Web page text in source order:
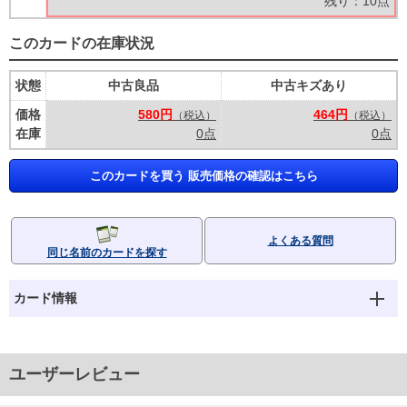
このカードの在庫状況
状態
価格
在庫
中古良品
580円
（税込）
0点
中古キズあり
464円
（税込）
0点
このカードを買う 販売価格の確認はこちら
同じ名前のカードを探す
よくある質問
カード情報
ユーザーレビュー